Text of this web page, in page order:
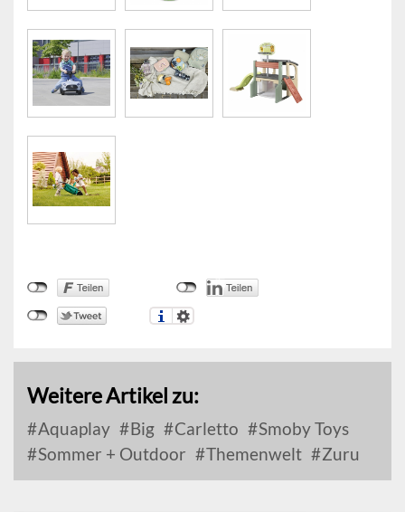
Weitere Artikel zu:
Aquaplay Big Carletto
Smoby Toys
Sommer + Outdoor
Themenwelt Zuru